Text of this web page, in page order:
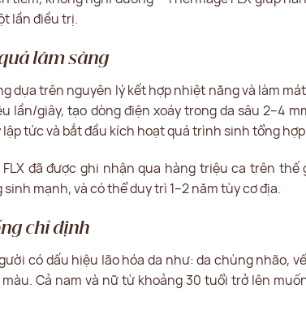
lần điều trị.
lâm sàng
dựa trên nguyên lý kết hợp nhiệt năng và làm
lần/giây, tạo dòng điện xoáy trong da sâu 2–4
lập tức và bắt đầu kích hoạt quá trình sinh tổng
đã được ghi nhận qua hàng triệu ca trên
mạnh, và có thể duy trì 1–2 năm tùy cơ địa.
chỉ định
có dấu hiệu lão hóa da như: da chùng nhão,
Cả nam và nữ từ khoảng 30 tuổi trở lên